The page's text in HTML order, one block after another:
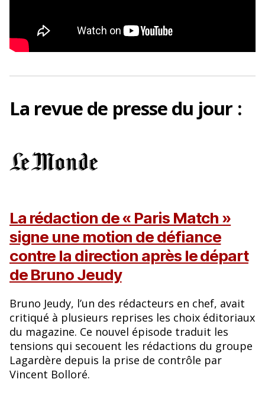
La revue de pressedu jour :
La rédaction de « Paris Match »
signe une motion de défiance
contre la direction après le départ
de Bruno Jeudy
Bruno Jeudy, l’un des rédacteurs en chef, avait
critiqué à plusieurs reprises les choix éditoriaux
du magazine. Ce nouvel épisode traduit les
tensions qui secouent les rédactions du groupe
Lagardère depuis la prise de contrôle par
Vincent Bolloré.